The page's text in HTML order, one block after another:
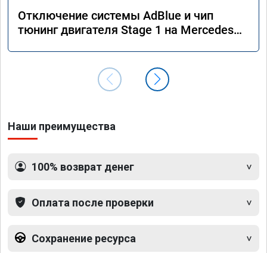
Отключение системы AdBlue и чип
тюнинг двигателя Stage 1 на Mercedes
Наши преимущества
100% возврат денег
Оплата после проверки
Сохранение ресурса